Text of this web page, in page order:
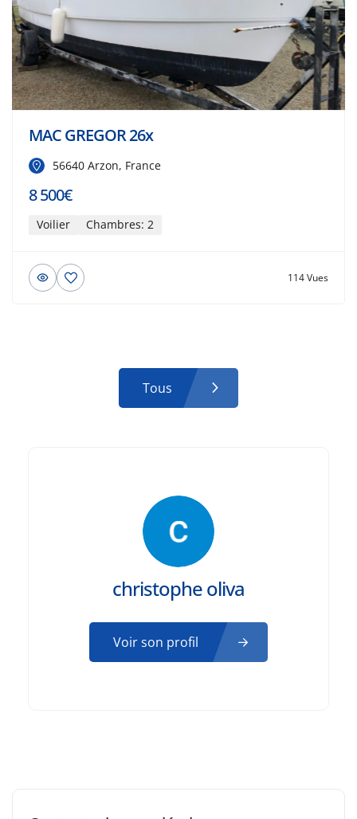
MAC GREGOR 26x
56640 Arzon, France
8 500€
Voilier Chambres: 2
114 Vues
Tous
christophe oliva
Voir son profil